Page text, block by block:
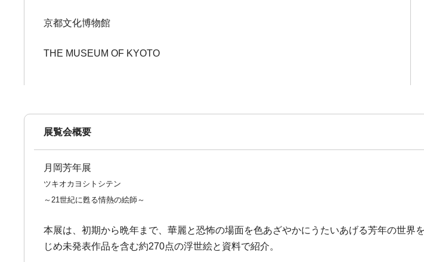
京都文化博物館
THE MUSEUM OF KYOTO
展覧会概要
月岡芳年展
ツキオカヨシトシテン
～21世紀に甦る情熱の絵師～
本展は、初期から晩年まで、華麗と恐怖の場面を色あざやかにうたいあげる芳年の世
じめ未発表作品を含む約270点の浮世絵と資料で紹介。